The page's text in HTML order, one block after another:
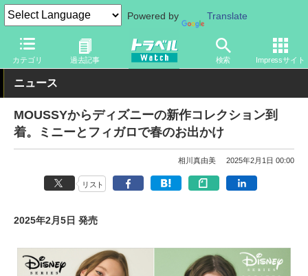
Powered by Translate
カテゴリ 過去記事 検索 Impressサイト
トラベル Watch 旅の情報 観光地 ディズニーリゾート
ニュース
MOUSSYからディズニーの新作コレクション到
着。ミニーとフィガロで春のお出かけ
相川真由美 2025年2月1日 00:00
リスト
2025年2月5日 発売